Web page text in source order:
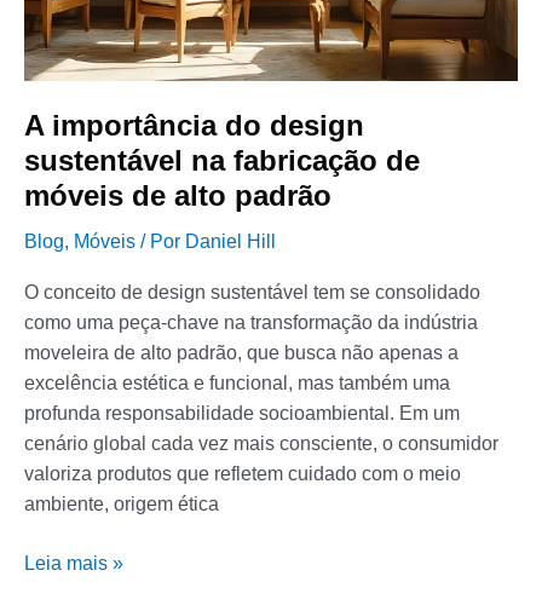
A importância do design
sustentável na fabricação de
móveis de alto padrão
Blog, Móveis / Por Daniel Hill
O conceito de design sustentável tem se consolidado
como uma peça-chave na transformação da indústria
moveleira de alto padrão, que busca não apenas a
excelência estética e funcional, mas também uma
profunda responsabilidade socioambiental. Em um
cenário global cada vez mais consciente, o consumidor
valoriza produtos que refletem cuidado com o meio
ambiente, origem ética
móveis
de
alto
Leia mais »